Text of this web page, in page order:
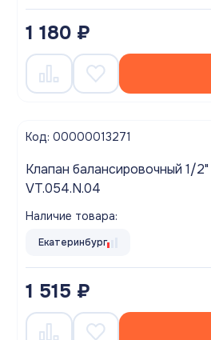
1 180 ₽
Код: 00000013271
Клапан балансировочный 1/2" ВР-ВР VALTEC
VT.054.N.04
Наличие товара:
Екатеринбург
1 515 ₽